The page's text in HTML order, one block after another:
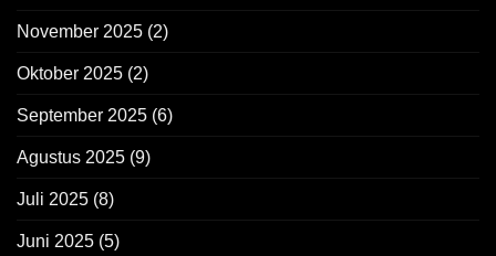
November 2025 (2)
Oktober 2025 (2)
September 2025 (6)
Agustus 2025 (9)
Juli 2025 (8)
Juni 2025 (5)